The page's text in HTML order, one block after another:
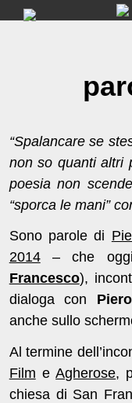
Skip
“Spalancare se
non so quanti altri
poesia non
“sporca le mani”
Sono parole di
2014– che
Francesco),
dialoga con
anche sullo
Al termine
Film eAgherose,
chiesa di San